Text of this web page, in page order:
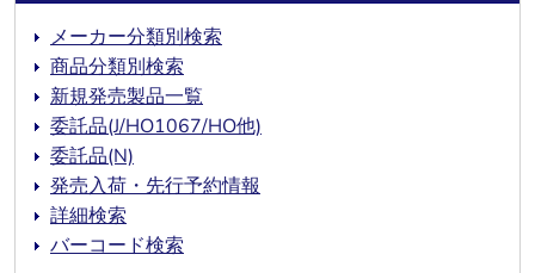
メーカー分類別検索
商品分類別検索
新規発売製品一覧
委託品(J/HO1067/HO他)
委託品(N)
発売入荷・先行予約情報
詳細検索
バーコード検索